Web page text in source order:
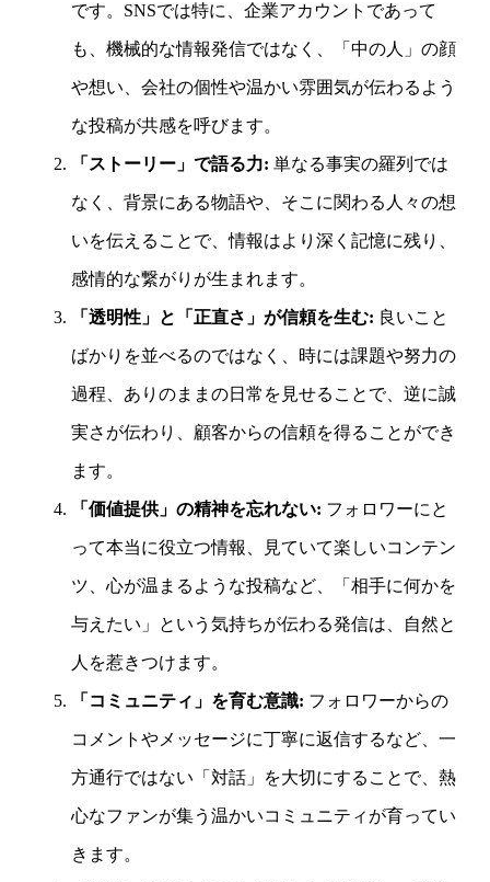
です。SNSでは特に、企業アカウントであって
も、機械的な情報発信ではなく、「中の人」の顔
や想い、会社の個性や温かい雰囲気が伝わるよう
な投稿が共感を呼びます。
「ストーリー」で語る力: 単なる事実の羅列では
なく、背景にある物語や、そこに関わる人々の想
いを伝えることで、情報はより深く記憶に残り、
感情的な繋がりが生まれます。
「透明性」と「正直さ」が信頼を生む: 良いこと
ばかりを並べるのではなく、時には課題や努力の
過程、ありのままの日常を見せることで、逆に誠
実さが伝わり、顧客からの信頼を得ることができ
ます。
「価値提供」の精神を忘れない: フォロワーにと
って本当に役立つ情報、見ていて楽しいコンテン
ツ、心が温まるような投稿など、「相手に何かを
与えたい」という気持ちが伝わる発信は、自然と
人を惹きつけます。
「コミュニティ」を育む意識: フォロワーからの
コメントやメッセージに丁寧に返信するなど、一
方通行ではない「対話」を大切にすることで、熱
心なファンが集う温かいコミュニティが育ってい
きます。